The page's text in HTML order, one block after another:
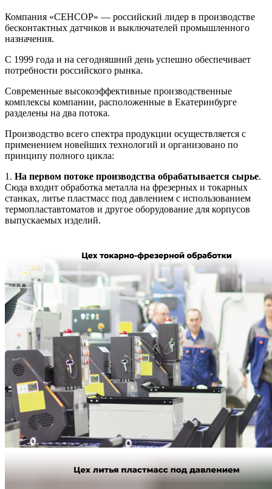
Компания «СЕНСОР» — российский лидер в производстве
бесконтактных датчиков и выключателей промышленного
назначения.
С 1999 года и на сегодняшний день успешно обеспечивает
потребности российского рынка.
Современные высокоэффективные производственные
комплексы компании, расположенные в Екатеринбурге
разделены на два потока.
Производство всего спектра продукции осуществляется с
применением новейших технологий и организовано по
принципу полного цикла:
1. На первом потоке производства обрабатывается сырье.
Сюда входит обработка металла на фрезерных и токарных
станках, литье пластмасс под давлением с использованием
термопластавтоматов и другое оборудование для корпусов
выпускаемых изделий.